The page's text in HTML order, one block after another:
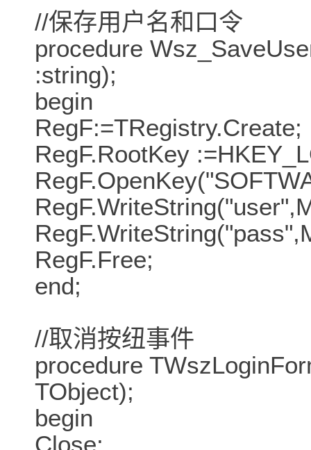
//保存用户名和口令
procedure
:string);
begin
RegF:=TRegistry.Create;
RegF.RootKey
RegF.Free;
end;
//取消按纽事件
procedure
TObject);
begin
Close;